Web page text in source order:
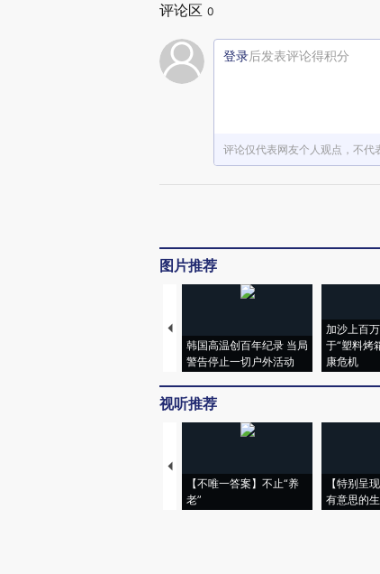
评论区 0
登录后发表评论得积分
评论仅代表网友个人观点，不代
图片推荐
韩国高温创百年纪录 当局
警告停止一切户外活动
加沙上百
于“塑料烤
康危机
视听推荐
【不唯一答案】不止“养
老”
【特别呈
有意思的